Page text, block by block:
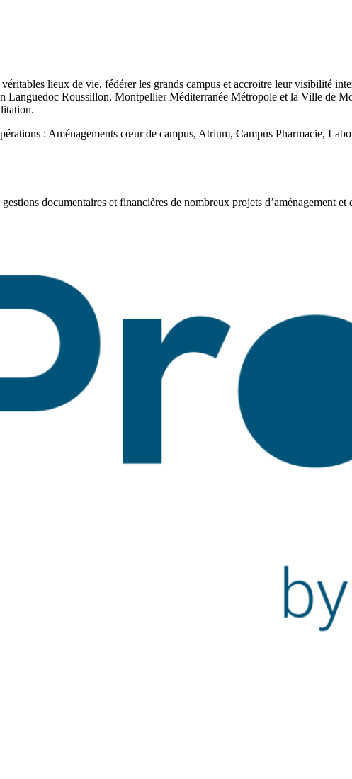
lieux de vie, fédérer les grands campus et accroitre leur visibilité
Languedoc Roussillon, Montpellier Méditerranée Métropole et la Ville de
: Aménagements cœur de campus, Atrium, Campus Pharmacie,
documentaires et financières de nombreux projets d’aménagement